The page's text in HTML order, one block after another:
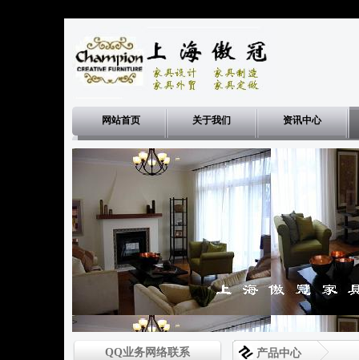
网站首页 关于我们 资讯中心
>
QQ业务网络联系 产品中心